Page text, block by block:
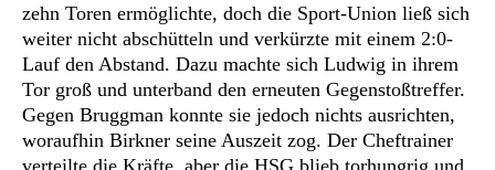
zehn Toren ermöglichte, doch die Sport-Union ließ sich
weiter nicht abschütteln und verkürzte mit einem 2:0-
Lauf den Abstand. Dazu machte sich Ludwig in ihrem
Tor groß und unterband den erneuten Gegenstoßtreffer.
Gegen Bruggman konnte sie jedoch nichts ausrichten,
woraufhin Birkner seine Auszeit zog. Der Cheftrainer
verteilte die Kräfte, aber die HSG blieb torhungrig und